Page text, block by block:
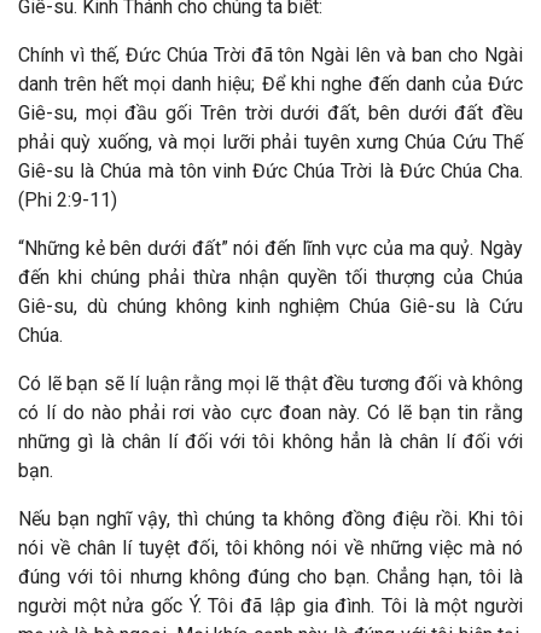
Giê-su. Kinh Thánh cho chúng ta biết:
Chính vì thế, Đức Chúa Trời đã tôn Ngài lên và ban cho Ngài
danh trên hết mọi danh hiệu; Để khi nghe đến danh của Đức
Giê-su, mọi đầu gối Trên trời dưới đất, bên dưới đất đều
phải quỳ xuống, và mọi lưỡi phải tuyên xưng Chúa Cứu Thế
Giê-su là Chúa mà tôn vinh Đức Chúa Trời là Đức Chúa Cha.
(Phi 2:9-11)
“Những kẻ bên dưới đất” nói đến lĩnh vực của ma quỷ. Ngày
đến khi chúng phải thừa nhận quyền tối thượng của Chúa
Giê-su, dù chúng không kinh nghiệm Chúa Giê-su là Cứu
Chúa.
Có lẽ bạn sẽ lí luận rằng mọi lẽ thật đều tương đối và không
có lí do nào phải rơi vào cực đoan này. Có lẽ bạn tin rằng
những gì là chân lí đối với tôi không hẳn là chân lí đối với
bạn.
Nếu bạn nghĩ vậy, thì chúng ta không đồng điệu rồi. Khi tôi
nói về chân lí tuyệt đối, tôi không nói về những việc mà nó
đúng với tôi nhưng không đúng cho bạn. Chẳng hạn, tôi là
người một nửa gốc Ý. Tôi đã lập gia đình. Tôi là một người